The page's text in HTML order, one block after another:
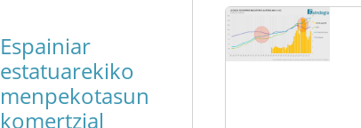
Espainiar
estatuarekiko
menpekotasun
komertzial